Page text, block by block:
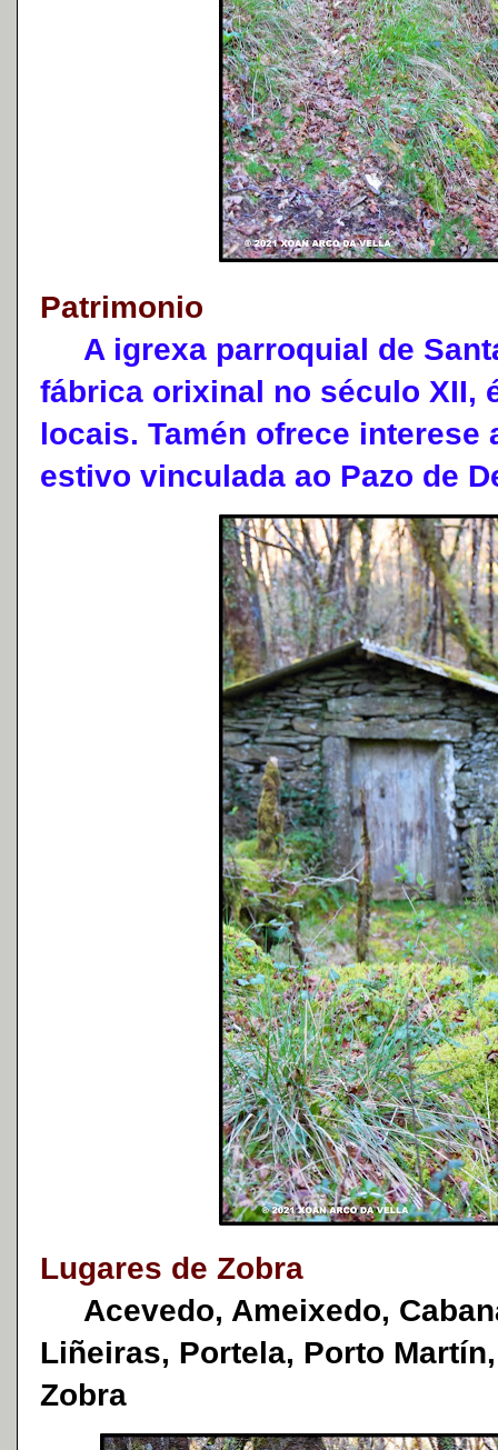
Patrimonio
A igrexa parroquial de
fábrica orixinal no século XII,
locais. Tamén ofrece interese
estivo vinculada ao Pazo de
Lugares de Zobra
Acevedo, Ameixedo,
Liñeiras, Portela, Porto
Zobra